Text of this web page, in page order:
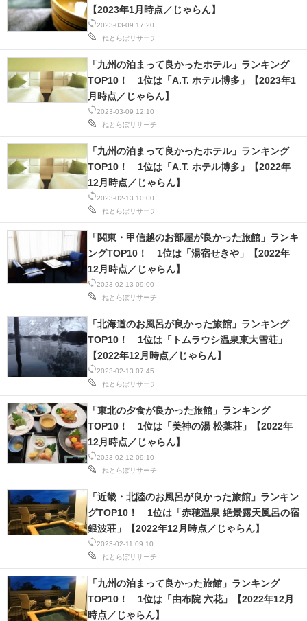
2023-03-09 17:20
ねとらぼリサーチ
【2023年1月時点／じゃらん】
2023-03-09 12:10
ねとらぼリサーチ
「九州の泊まって良かったホテル」ランキング
TOP10！ 1位は「A.T. ホテル博多」【2023年1
月時点／じゃらん】
2023-02-13 10:00
ねとらぼリサーチ
「九州の泊まって良かったホテル」ランキング
TOP10！ 1位は「A.T. ホテル博多」【2022年
12月時点／じゃらん】
2023-02-13 09:00
ねとらぼリサーチ
「関東・甲信越のお部屋が良かった旅館」ランキ
ングTOP10！ 1位は「湯宿せきや」【2022年
12月時点／じゃらん】
2023-02-13 07:45
ねとらぼリサーチ
「北海道のお風呂が良かった旅館」ランキング
TOP10！ 1位は「トムラウシ温泉東大雪荘」
【2022年12月時点／じゃらん】
2023-02-12 09:10
ねとらぼリサーチ
「東北の夕食が良かった旅館」ランキング
TOP10！ 1位は「美神の湯 松葉荘」【2022年
12月時点／じゃらん】
2023-02-11 09:10
ねとらぼリサーチ
「近畿・北陸のお風呂が良かった旅館」ランキン
グTOP10！ 1位は「赤穂温泉 絶景露天風呂の宿
銀波荘」【2022年12月時点／じゃらん】
「九州の泊まって良かった旅館」ランキング
TOP10！ 1位は「由布院 六花」【2022年12月
時点／じゃらん】